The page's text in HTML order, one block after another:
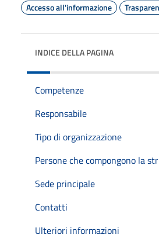
Accesso all'informazione
INDICE DELLA PAGINA
Competenze
Responsabile
Tipo di organizzazione
Persone che compongono la
Sede principale
Contatti
Ulteriori informazioni